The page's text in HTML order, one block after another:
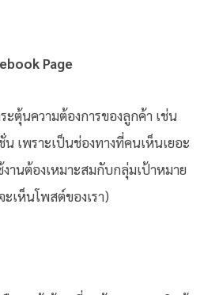
Page
ะตุ้นความต้องการของลูกค้า เช่น
เพราะเป็นช่องทางที่คนเห็นเยอะ
งานต้องเหมาะสมกับกลุ่มเป้าหมาย
ะเห็นโพสต์ของเรา)